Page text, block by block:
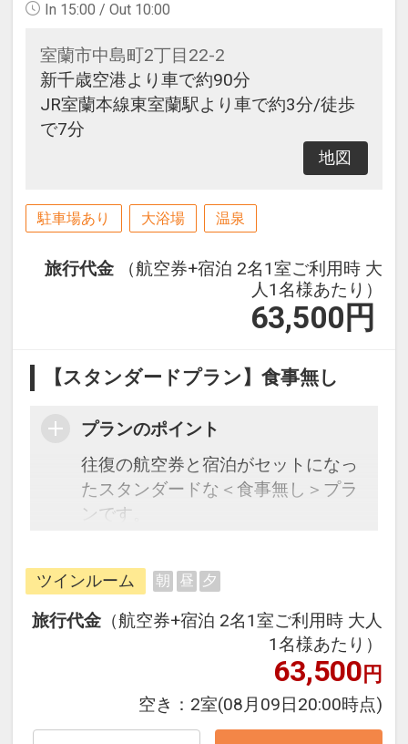
In 15:00 / Out 10:00
室蘭市中島町2丁目22-2
新千歳空港より車で約90分
JR室蘭本線東室蘭駅より車で約3分/徒歩
で7分
地図
駐車場あり 大浴場 温泉
旅行代金
（航空券+宿泊 2名1室ご利用時 大
人1名様あたり）
63,500 円
【スタンダードプラン】食事無し
プランのポイント
往復の航空券と宿泊がセットになっ
たスタンダードな＜食事無し＞プラ
ンです。
できるダイナミックパッケージだか
ら、一都市滞在はもちろん周遊旅行
にも最適！
旅行期間中の1泊だけの宿泊や延
泊・飛び泊なども自由自在です。
フライトは、安心のJAL（または
JALグループ）確約！フライトマイ
ル50%貯まります。
ツインルーム 朝 昼 夕
旅行代金 （航空券+宿泊 2名1室ご利用時 大人
1名様あたり）
63,500円
空き： 2室(08月09日20:00時点)